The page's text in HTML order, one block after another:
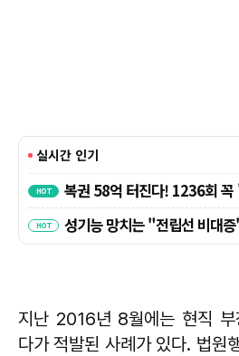
지난 2016년 8월에는 현직 부
다가 적발된 사례가 있다. 법원